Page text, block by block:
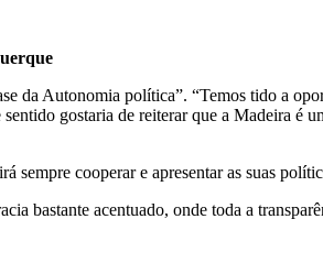
da Autonomia política”. “Temos tido a
gostaria de reiterar que a Madeira
cooperar e apresentar as suas
bastante acentuado, onde toda a